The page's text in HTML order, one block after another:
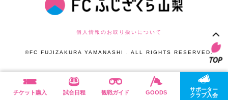
個人情報のお取り扱いについて
©FC FUJIZAKURA YAMANASHI . ALL RIGHTS RESERVED.
チケット購入 試合日程 観戦ガイド GOODS
サポーター
クラブ入会